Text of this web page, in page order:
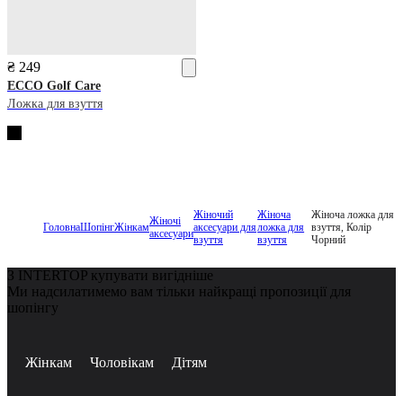
₴ 249
ECCO Golf Care
Ложка для взуття
ГоловнаШопінгЖінкамЖіночі
аксесуари
Жіночий
аксесуари для
взуття
Жіноча
ложка для
взуття
Жіноча ложка для
взуття, Колір
Чорний
З INTERTOP купувати вигідніше
Ми надсилатимемо вам тільки найкращі пропозиції для
шопінгу
Жінкам Чоловікам Дітям